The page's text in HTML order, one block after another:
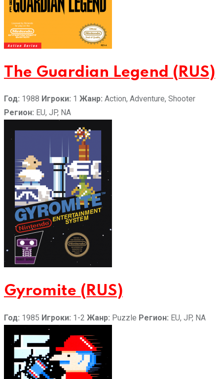
The Guardian Legend (RUS)
Год: 1988 Игроки: 1 Жанр: Action, Adventure, Shooter
Регион: EU, JP, NA
Gyromite (RUS)
Год: 1985 Игроки: 1-2 Жанр: Puzzle Регион: EU, JP, NA